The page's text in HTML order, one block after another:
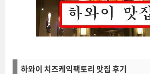
하와이 치즈케익팩토리 맛집 후기